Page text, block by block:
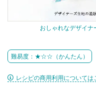
おしゃれなデザイナ
難易度：★☆☆（かんたん）
レシピの商用利用については